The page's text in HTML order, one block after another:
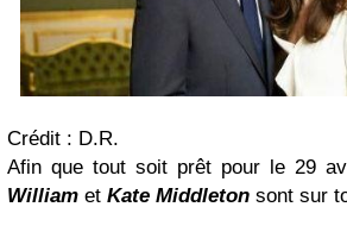
Crédit : D.R.
Afin que tout soit prêt pour le 29
William et Kate Middleton sont sur